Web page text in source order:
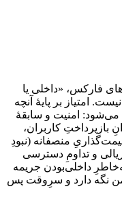
فارکس، «داخلی یا
امتیاز بر پایهٔ آنچه
می‌شود: امنیت و سابقهٔ
کاربران،
منصفانه (نبودِ
و تداومِ دسترسی
داخلی‌بودن جریمه
نگه دارد و سرِوقت پس